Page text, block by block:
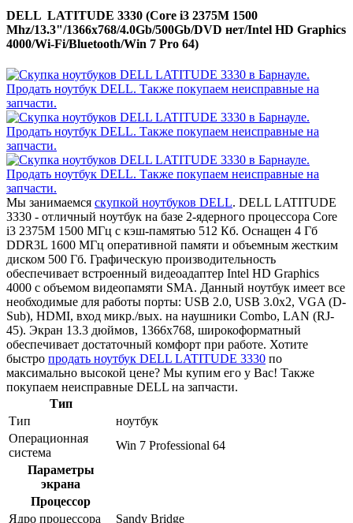
DELL LATITUDE 3330 (Core i3 2375M 1500
Mhz/13.3"/1366x768/4.0Gb/500Gb/DVD нет/Intel HD Graphics
4000/Wi-Fi/Bluetooth/Win 7 Pro 64)
Мы занимаемся скупкой ноутбуков DELL. DELL LATITUDE
3330 - отличный ноутбук на базе 2-ядерного процессора Core
i3 2375M 1500 МГц с кэш-памятью 512 Кб. Оснащен 4 Гб
DDR3L 1600 МГц оперативной памяти и объемным жестким
диском 500 Гб. Графическую производительность
обеспечивает встроенный видеоадаптер Intel HD Graphics
4000 с объемом видеопамяти SMA. Данный ноутбук имеет все
необходимые для работы порты: USB 2.0, USB 3.0x2, VGA (D-
Sub), HDMI, вход микр./вых. на наушники Combo, LAN (RJ-
45). Экран 13.3 дюймов, 1366x768, широкоформатный
обеспечивает достаточный комфорт при работе. Хотите
быстро продать ноутбук DELL LATITUDE 3330 по
максимально высокой цене? Мы купим его у Вас! Также
покупаем неисправные DELL на запчасти.
Тип
Тип
ноутбук
Операционная
система
Win 7 Professional 64
Параметры
экрана
Процессор
Ядро процессора
Sandy Bridge